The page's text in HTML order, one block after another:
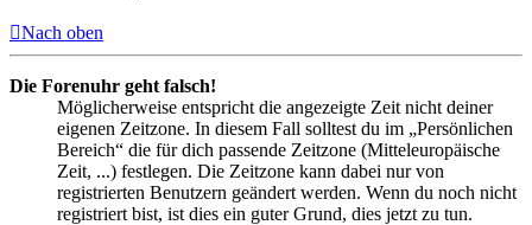
Nach oben
Die Forenuhr geht falsch!
Möglicherweise entspricht die angezeigte Zeit nicht deiner
eigenen Zeitzone. In diesem Fall solltest du im „Persönlichen
Bereich“ die für dich passende Zeitzone (Mitteleuropäische
Zeit, ...) festlegen. Die Zeitzone kann dabei nur von
registrierten Benutzern geändert werden. Wenn du noch nicht
registriert bist, ist dies ein guter Grund, dies jetzt zu tun.